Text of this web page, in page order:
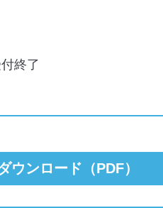
終了
ウンロード（PDF）